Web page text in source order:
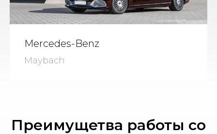
Mercedes-Benz
Maybach
Преимущетва работы со